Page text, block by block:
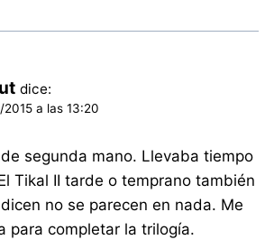
dice:
a las 13:20
segunda mano. Llevaba tiempo
Tikal II tarde o temprano también
no se parecen en nada. Me
para completar la trilogía.